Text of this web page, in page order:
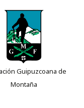
Guipuzcoana de
Montaña